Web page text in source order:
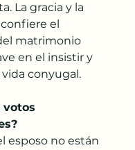
La gracia y la
el
matrimonio
en el insistir y
conyugal.
votos
esposo no están